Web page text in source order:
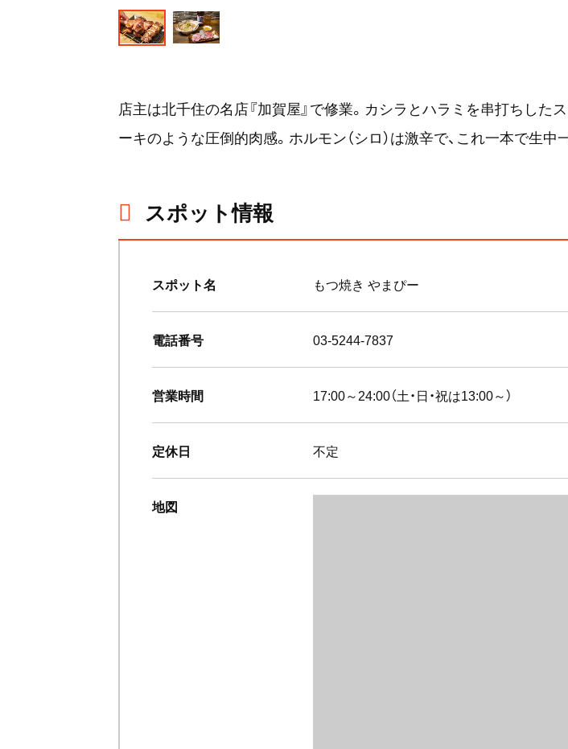
店主は北千住の名店『加賀屋』で修業。カシラとハラミを串打ちした
ーキのような圧倒的肉感。ホルモン（シロ）は激辛で、これ一本で生中
スポット情報
スポット名 もつ焼き やまぴー
電話番号 03-5244-7837
営業時間 17:00～24:00（土・日・祝は13:00～）
定休日 不定
地図